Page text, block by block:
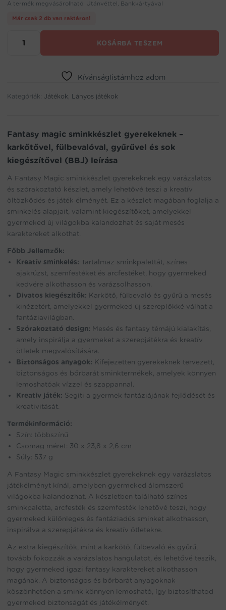
A termék megvásárolható: Utánvéttel, Bankkártyával
Már csak 2 db van raktáron!
magic
sminkkészlet
fülbevalóval,
kiegészítővel
(BBJ)
mennyiség
KOSÁRBA TESZEM
Kívánságlistámhoz adom
Kategóriák: Játékok, Lányos játékok
Fantasy magic sminkkészlet gyerekeknek –
karkőtővel, fülbevalóval, gyűrűvel és sok
kiegészítővel (BBJ) leírása
A Fantasy Magic sminkkészlet gyerekeknek egy varázslatos
és szórakoztató készlet, amely lehetővé teszi a kreatív
öltözködés és játék élményét. Ez a készlet magában foglalja a
sminkelés alapjait, valamint kiegészítőket, amelyekkel
gyermeked új világokba kalandozhat és saját mesés
karaktereket alkothat.
Főbb Jellemzők:
Kreatív sminkelés: Tartalmaz sminkpalettát, színes
ajakrúzst, szemfestéket és arcfestéket, hogy gyermeked
kedvére alkothasson és varázsolhasson.
Divatos kiegészítők: Karkötő, fülbevaló és gyűrű a mesés
kinézetért, amelyekkel gyermeked új szereplőkké válhat a
fantáziavilágban.
Szórakoztató design: Mesés és fantasy témájú kialakítás,
amely inspirálja a gyermeket a szerepjátékra és kreatív
ötletek megvalósítására.
Biztonságos anyagok: Kifejezetten gyerekeknek tervezett,
biztonságos és bőrbarát sminktermékek, amelyek könnyen
lemoshatóak vízzel és szappannal.
Kreatív játék: Segíti a gyermek fantáziájának fejlődését és
kreativitását.
Termékinformáció:
Szín: többszínű
Csomag méret: 30 x 23,8 x 2,6 cm
Súly: 537 g
A Fantasy Magic sminkkészlet gyerekeknek egy varázslatos
játékélményt kínál, amelyben gyermeked álomszerű
világokba kalandozhat. A készletben található színes
sminkpaletta, arcfesték és szemfesték lehetővé teszi, hogy
gyermeked különleges és fantáziadús sminket alkothasson,
inspirálva a szerepjátékra és kreatív ötletekre.
Az extra kiegészítők, mint a karkötő, fülbevaló és gyűrű,
tovább fokozzák a varázslatos hangulatot, és lehetővé teszik,
hogy gyermeked igazi fantasy karaktereket alkothasson
magának. A biztonságos és bőrbarát anyagoknak
köszönhetően a smink könnyen lemosható, így biztosíthatod
gyermeked biztonságát és játékélményét.